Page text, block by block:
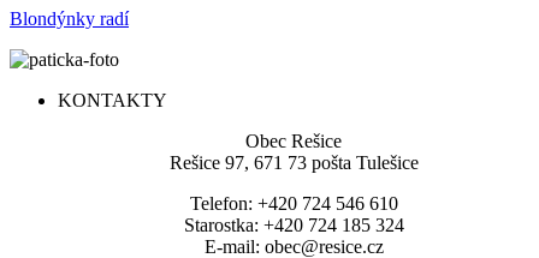
Blondýnky radí
KONTAKTY
Obec Rešice
Rešice 97, 671 73 pošta Tulešice
Telefon: +420 724 546 610
Starostka: +420 724 185 324
E-mail: obec@resice.cz